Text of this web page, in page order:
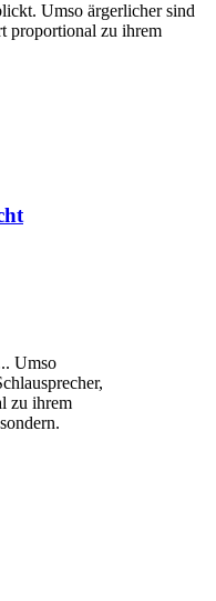
Umso ärgerlicher sind
proportional zu ihrem
Umso
zu ihrem